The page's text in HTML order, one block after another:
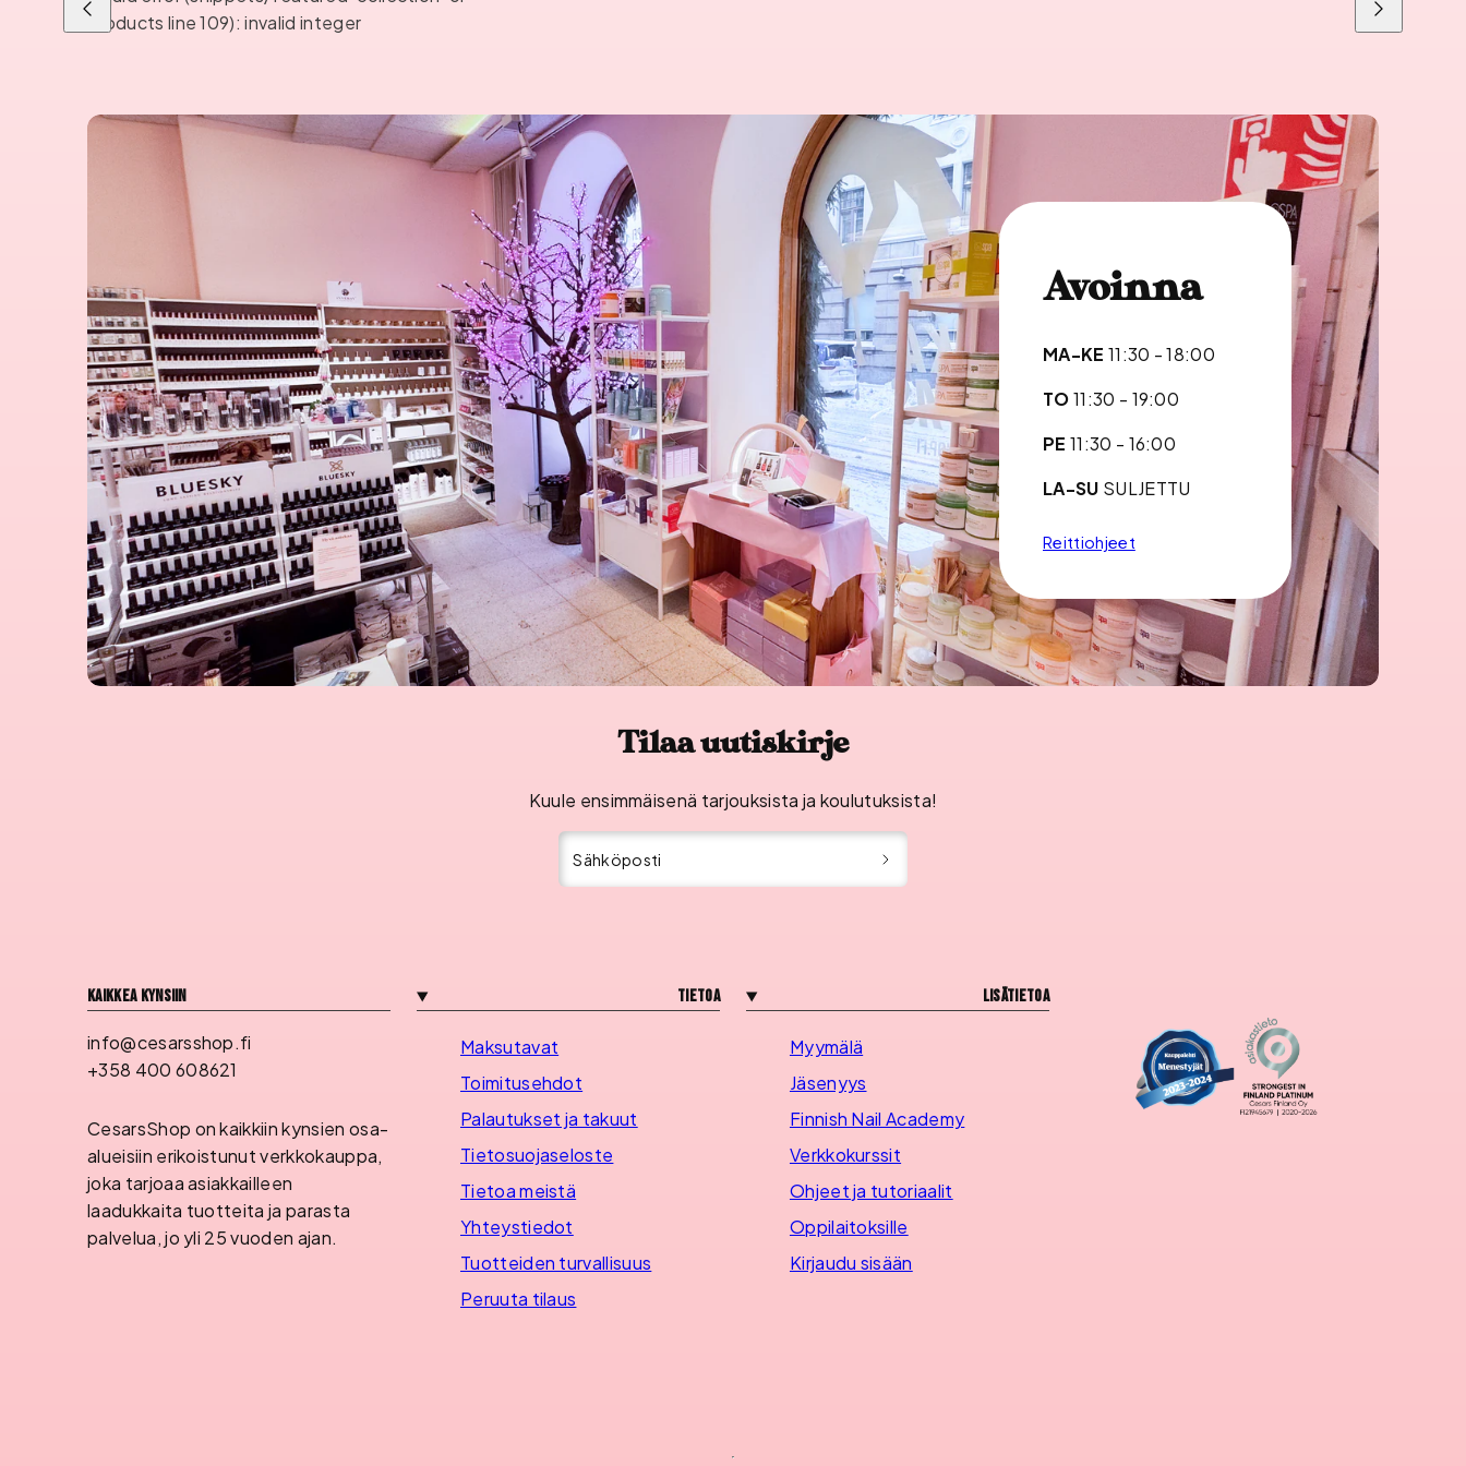
products line 109): invalid integer
Liu'uta
vasemmalle
Liu'uta
oikealle
Avoinna
MA-KE 11:30 - 18:00
TO11:30 - 19:00
PE 11:30 - 16:00
LA-SU SULJETTU
Reittiohjeet
Tilaa uutiskirje
Kuule ensimmäisenä tarjouksista ja koulutuksista!
Sähköposti
Kaikkea kynsiin
info@cesarsshop.fi
+358 400 608621
CesarsShop on kaikkiin kynsien osa-
alueisiin erikoistunut verkkokauppa,
joka tarjoaa asiakkailleen
laadukkaita tuotteita ja parasta
palvelua, jo yli 25 vuoden ajan.
Tietoa
Maksutavat
Toimitusehdot
Palautukset ja takuut
Tietosuojaseloste
Tietoa meistä
Yhteystiedot
Tuotteiden turvallisuus
Peruuta tilaus
Lisätietoa
Myymälä
Jäsenyys
Finnish Nail Academy
Verkkokurssit
Ohjeet ja tutoriaalit
Oppilaitoksille
Kirjaudu sisään